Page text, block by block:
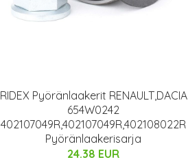
RIDEX Pyöränlaakerit RENAULT,DACIA
654W0242
402107049R,402107049R,402108022R
Pyöränlaakerisarja
24.38 EUR